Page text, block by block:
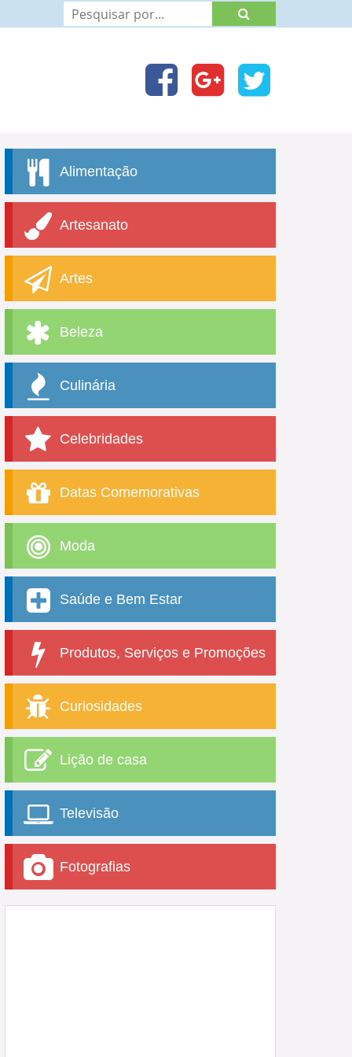
Alimentação
Artesanato
Artes
Beleza
Culinária
Celebridades
Datas Comemorativas
Moda
Saúde e Bem Estar
Produtos, Serviços e Promoções
Curiosidades
Lição de casa
Televisão
Fotografias